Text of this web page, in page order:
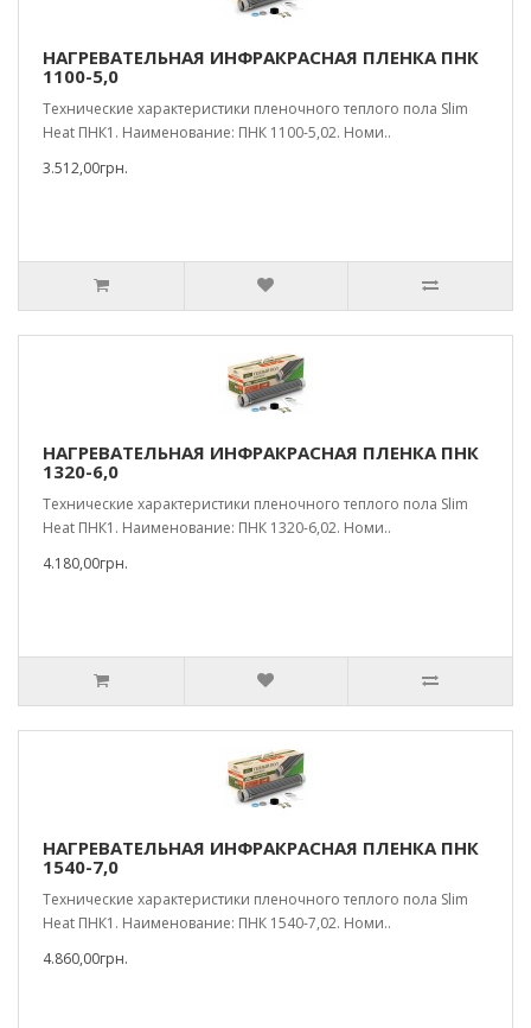
НАГРЕВАТЕЛЬНАЯ ИНФРАКРАСНАЯ ПЛЕНКА ПНК
1100-5,0
Технические характеристики пленочного теплого пола Slim
Heat ПНК1. Наименование: ПНК 1100-5,02. Номи..
3.512,00грн.
НАГРЕВАТЕЛЬНАЯ ИНФРАКРАСНАЯ ПЛЕНКА ПНК
1320-6,0
Технические характеристики пленочного теплого пола Slim
Heat ПНК1. Наименование: ПНК 1320-6,02. Номи..
4.180,00грн.
НАГРЕВАТЕЛЬНАЯ ИНФРАКРАСНАЯ ПЛЕНКА ПНК
1540-7,0
Технические характеристики пленочного теплого пола Slim
Heat ПНК1. Наименование: ПНК 1540-7,02. Номи..
4.860,00грн.